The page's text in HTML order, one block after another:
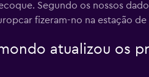
Segundo os nossos
fizeram-no na estação de
atualizou os